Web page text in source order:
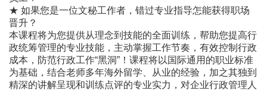
★ 如果您是一位文秘工作者，错过专业指导怎能获得职场
晋升？
本课程将为您提供从理念到技能的全面训练，帮助您提高行
政统筹管理的专业技能，主动掌握工作节奏，有效控制行政
成本，防范行政工作“黑洞”！课程将以国际通用的职业标准
为基础，结合老师多年海外留学、从业的经验，加之其独到
精深的讲解呈现和训练点评的专业实力，对企业行政管理人